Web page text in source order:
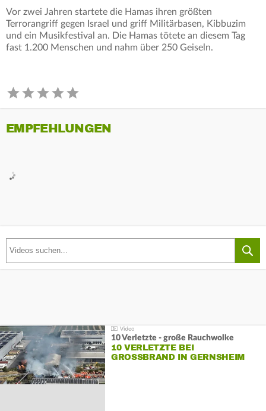
Vor zwei Jahren startete die Hamas ihren größten
Terrorangriff gegen Israel und griff Militärbasen, Kibbuzim
und ein Musikfestival an. Die Hamas tötete an diesem Tag
fast 1.200 Menschen und nahm über 250 Geiseln.
EMPFEHLUNGEN
10 Verletzte - große Rauchwolke
10 VERLETZTE BEI
GROSSBRAND IN GERNSHEIM